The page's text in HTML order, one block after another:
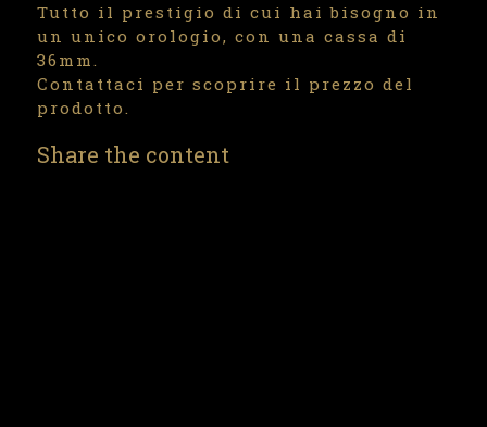
Tutto il prestigio di cui hai bisogno in
un unico orologio, con una cassa di
36mm.
Contattaci per scoprire il prezzo del
prodotto.
Share the content